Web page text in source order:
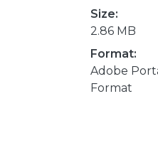
Size:
2.86 MB
Format:
Adobe
Format